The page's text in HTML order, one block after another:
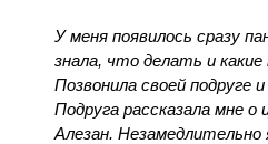
У меня появилось сразу
знала, что делать и
Позвонила своей подруге
Подруга рассказала мне
Алезан. Незамедлительно